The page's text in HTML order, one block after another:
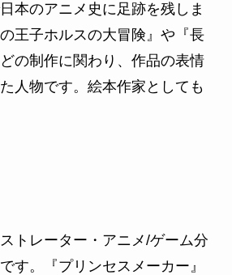
本のアニメ史に足跡を残しま
王子ホルスの大冒険』や『長
の制作に関わり、作品の表情
人物です。絵本作家としても
トレーター・アニメ/ゲーム分
す。『プリンセスメーカー』